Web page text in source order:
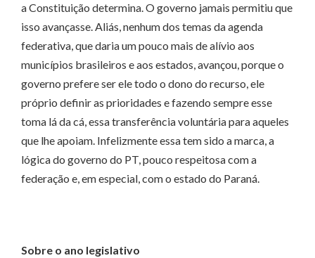
a Constituição determina. O governo jamais permitiu que
isso avançasse. Aliás, nenhum dos temas da agenda
federativa, que daria um pouco mais de alívio aos
municípios brasileiros e aos estados, avançou, porque o
governo prefere ser ele todo o dono do recurso, ele
próprio definir as prioridades e fazendo sempre esse
toma lá da cá, essa transferência voluntária para aqueles
que lhe apoiam. Infelizmente essa tem sido a marca, a
lógica do governo do PT, pouco respeitosa com a
federação e, em especial, com o estado do Paraná.
Sobre o ano legislativo